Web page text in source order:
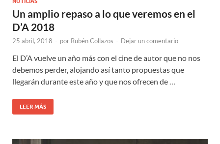
Un amplio repaso a lo que veremos en el
D’A 2018
25 abril, 2018 - por Rubén Collazos - Dejar un comentario
El D’A vuelve un año más con el cine de autor que no nos
debemos perder, alojando así tanto propuestas que
llegarán durante este año y que nos ofrecen de …
LEER MÁS